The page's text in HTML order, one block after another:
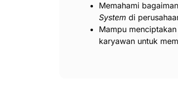
Memahami
System di
Mampu
karyawan untuk